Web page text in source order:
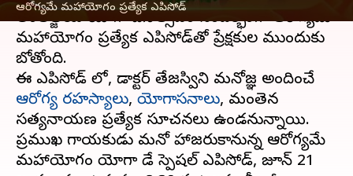
ఆరోగ్యమే మహాయోగం ప్రత్యేక ఎపిసోడ్
అంతర్జాతీయ యోగా దినోత్సవం సందర్భంగా ఆరోగ్యమే
మహాయోగం ప్రత్యేక ఎపిసోడ్​తో ప్రేక్షకుల ముందుకు
రాబోతోంది.
ఈ ఎపిసోడ్ లో, డాక్టర్ తేజస్విని మనోజ్ఞ అందించే
ఆరోగ్య రహస్యాలు, యోగాసనాలు, మంతెన
సత్యనారాయణ ప్రత్యేక సూచనలు ఉండనున్నాయి.
ప్రముఖ గాయకుడు మనో హాజరుకానున్న ఆరోగ్యమే
మహాయోగం యోగా డే స్పెషల్​ ఎపిసోడ్, జూన్​ 21